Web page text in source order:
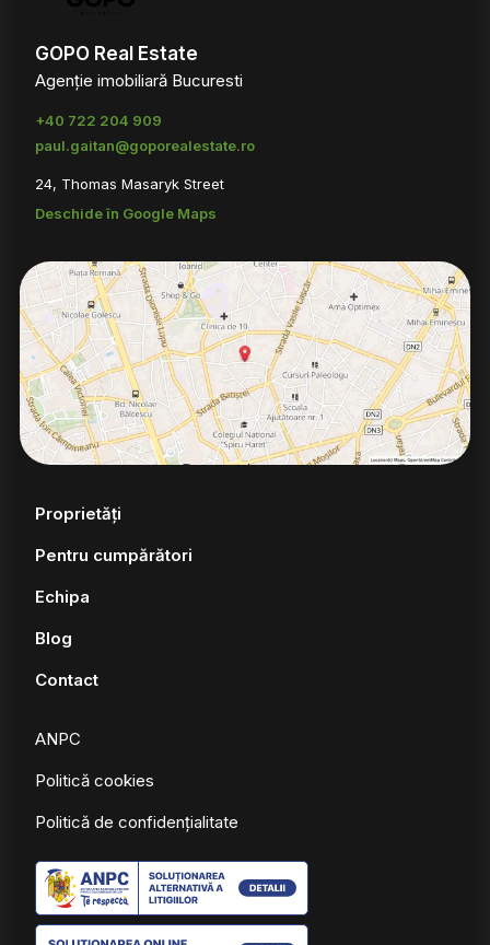
GOPO Real Estate
Agenție imobiliară Bucuresti
+40 722 204 909
paul.gaitan@goporealestate.ro
24, Thomas Masaryk Street
Deschide în Google Maps
Proprietăți
Pentru cumpărători
Echipa
Blog
Contact
ANPC
Politică cookies
Politică de confidențialitate